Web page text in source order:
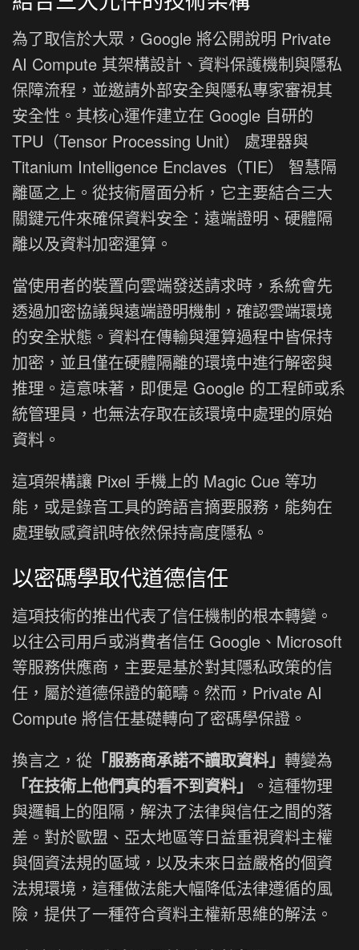
為了取信於大眾，Google 將公開說明 Private
AI Compute 其架構設計、資料保護機制與隱私
保障流程，並邀請外部安全與隱私專家審視其
安全性。其核心運作建立在 Google 自研的
TPU（Tensor Processing Unit） 處理器與
Titanium Intelligence Enclaves（TIE） 智慧隔
離區之上。從技術層面分析，它主要結合三大
關鍵元件來確保資料安全：遠端證明、硬體隔
離以及資料加密運算。
當使用者的裝置向雲端發送請求時，系統會先
透過加密協議與遠端證明機制，確認雲端環境
的安全狀態。資料在傳輸與運算過程中皆保持
加密，並且僅在硬體隔離的環境中進行解密與
推理。這意味著，即便是 Google 的工程師或系
統管理員，也無法存取在該環境中處理的原始
資料。
這項架構讓 Pixel 手機上的 Magic Cue 等功
能，或是錄音工具的跨語言摘要服務，能夠在
處理敏感資訊時依然保持高度隱私。
以密碼學取代道德信任
這項技術的推出代表了信任機制的根本轉變。
以往公司用戶或消費者信任 Google、Microsoft
等服務供應商，主要是基於對其隱私政策的信
任，屬於道德保證的範疇。然而，Private AI
Compute 將信任基礎轉向了密碼學保證。
換言之，從 「服務商承諾不讀取資料」 轉變為
「在技術上他們真的看不到資料」
。這種物理
與邏輯上的阻隔，解決了法律與信任之間的落
差。對於歐盟、亞太地區等日益重視資料主權
與個資法規的區域，以及未來日益嚴格的個資
法規環境，這種做法能大幅降低法律遵循的風
險，提供了一種符合資料主權新思維的解法。